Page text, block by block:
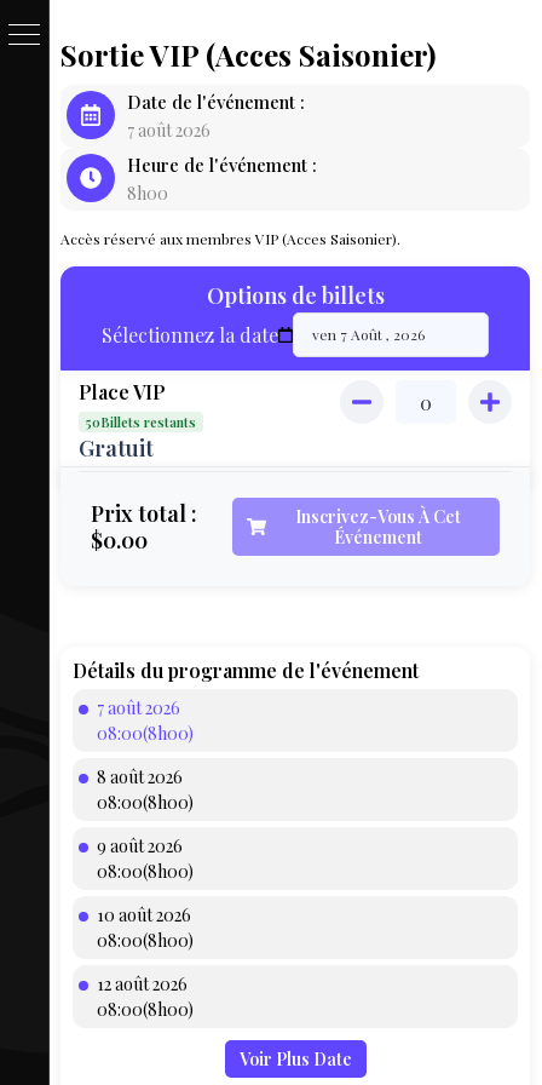
PASSE
BILLET
LIVE
MAP
MON
COMPTE
AEQ
Sortie VIP (Acces Saisonier)
Date de l'événement :
7 août 2026
Heure de l'événement :
8h00
Accès réservé aux membres VIP (Acces Saisonier).
Options de billets
Sélectionnez la date
Place VIP
50Billets restants
Gratuit
Prix total :
$0.00
Inscrivez-Vous À Cet
Événement
Détails du programme de l'événement
7 août 2026
08:00(8h00)
8 août 2026
08:00(8h00)
9 août 2026
08:00(8h00)
10 août 2026
08:00(8h00)
12 août 2026
08:00(8h00)
Voir Plus Date